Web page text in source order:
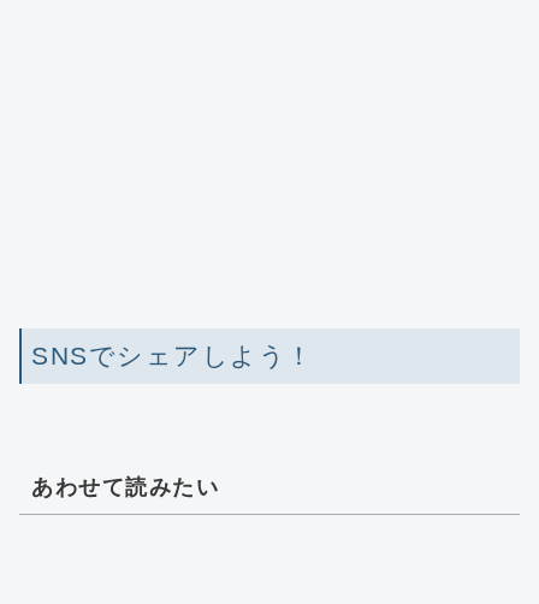
SNSでシェアしよう！
あわせて読みたい